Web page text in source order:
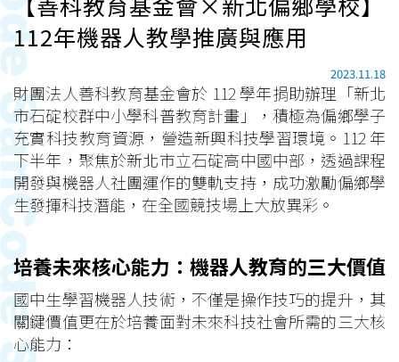
112年機器人教學推廣與應用
2023.11.18
財團法人善科教育基金會於 112 學年捐助辦理「新北
市石碇校群中小學科普教育計畫」，積極為偏鄉學子
充實科技教育資源，營造新興科技學習環境。112 年
下半年，聚焦於新北市立石碇高中國中部，透過課程
開發與機器人社團運作的雙軌支持，成功激勵偏鄉學
生發揮科技潛能，在全國競技場上大放異彩。
培養未來核心能力：機器人教育的三大價值
國中生學習機器人技術，不僅是操作技巧的提升，其
關鍵價值更在於培養面對未來科技社會所需的三大核
心能力：